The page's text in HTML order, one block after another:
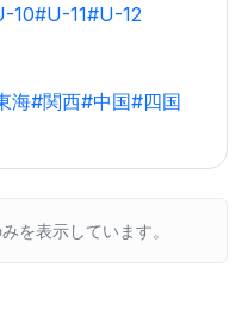
10#U-11#U-12
海#関西#中国#四国
を表示しています。